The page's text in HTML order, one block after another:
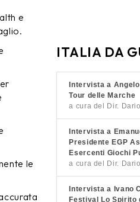
e
le
ITALIA DA
Intervista a
Tour delle Marche
a cura del Dir.
Intervista a
Presidente EGP
Esercenti Giochi
a cura del Dir.
Intervista a Ivano
Festival Lo Spirito